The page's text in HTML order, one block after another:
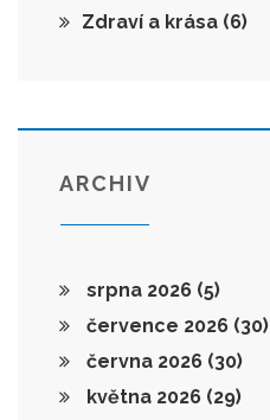
Zdraví a krása (6)
ARCHIV
srpna 2026 (5)
července 2026 (30)
června 2026 (30)
května 2026 (29)